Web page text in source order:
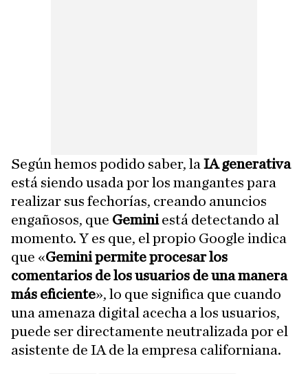
Según hemos podido saber, la IA generativa
está siendo usada por los mangantes para
realizar sus fechorías, creando anuncios
engañosos, que Geminiestá detectando al
momento. Y es que, el propio Google indica
que «Gemini permite procesar los
comentarios de los usuarios de una manera
más eficiente», lo que significa que cuando
una amenaza digital acecha a los usuarios,
puede ser directamente neutralizada por el
asistente de IA de la empresa californiana.